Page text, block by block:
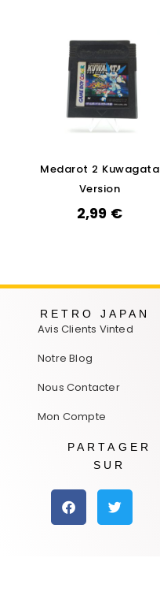
Medarot 2 Kuwagata
Version
2,99 €
RETRO JAPAN
Avis Clients Vinted
Notre Blog
Nous Contacter
Mon Compte
PARTAGER
SUR